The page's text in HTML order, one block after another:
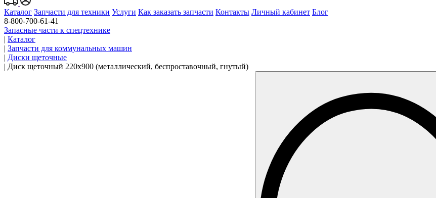
Каталог Запчасти для техники Услуги Как заказать запчасти Контакты Личный кабинет Блог
8-800-700-61-41
Запасные части к спецтехнике
| Каталог
| Запчасти для коммунальных машин
| Диски щеточные
| Диск щеточный 220x900 (металлический, беспроставочный, гнутый)